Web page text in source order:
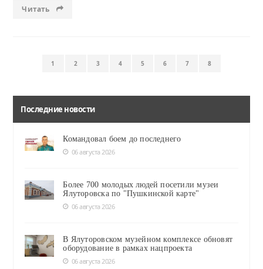
Читать
1 2 3 4 5 6 7 8
Последние новости
Командовал боем до последнего
06 августа 2026
Более 700 молодых людей посетили музеи
Ялуторовска по "Пушкинской карте"
06 августа 2026
В Ялуторовском музейном комплексе обновят
оборудование в рамках нацпроекта
06 августа 2026